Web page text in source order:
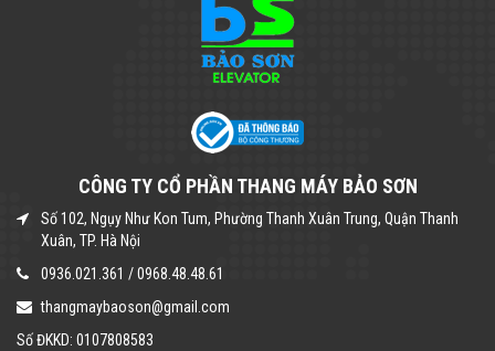
CÔNG TY CỔ PHẦN THANG MÁY BẢO SƠN
Số 102, Ngụy Như Kon Tum, Phường Thanh Xuân Trung, Quận Thanh
Xuân, TP. Hà Nội
0936.021.361 /0968.48.48.61
thangmaybaoson@gmail.com
Số ĐKKD: 0107808583